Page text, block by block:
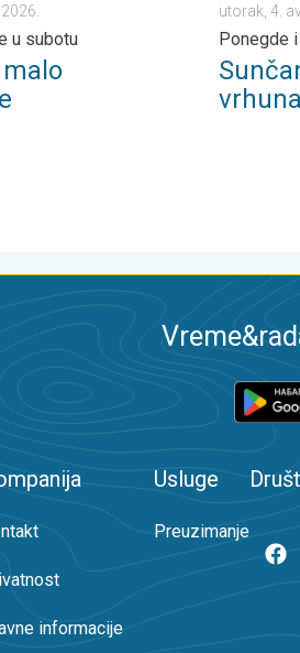
u subotu
utorak, 4.
Ponegde
informacije
Usluge
Preuzimanje